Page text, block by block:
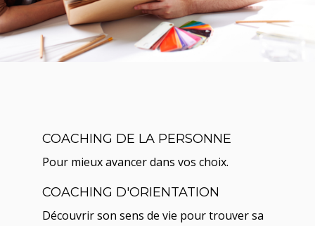
COACHING DE LA PERSONNE
Pour mieux avancer dans vos choix.
COACHING D'ORIENTATION
Découvrir son sens de vie pour trouver sa